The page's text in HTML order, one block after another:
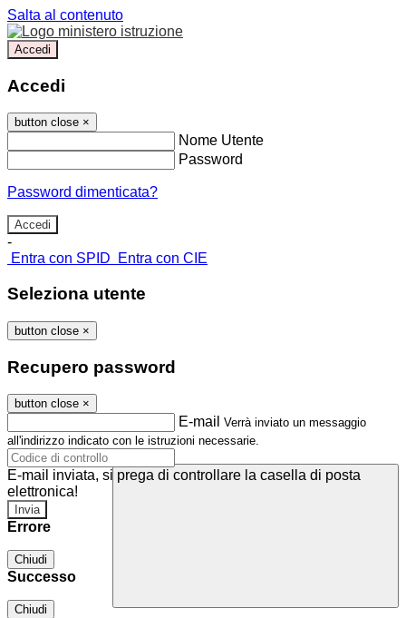
Salta al contenuto
Accedi
Accedi
button close ×
Nome Utente
Password
Password dimenticata?
-
Entra con SPID
Entra con CIE
Seleziona utente
button close ×
Recupero password
button close ×
E-mail Verrà inviato un messaggio
all'indirizzo indicato con le istruzioni necessarie.
E-mail inviata, si prega di controllare la casella di posta
elettronica!
Errore
Chiudi
Successo
Chiudi